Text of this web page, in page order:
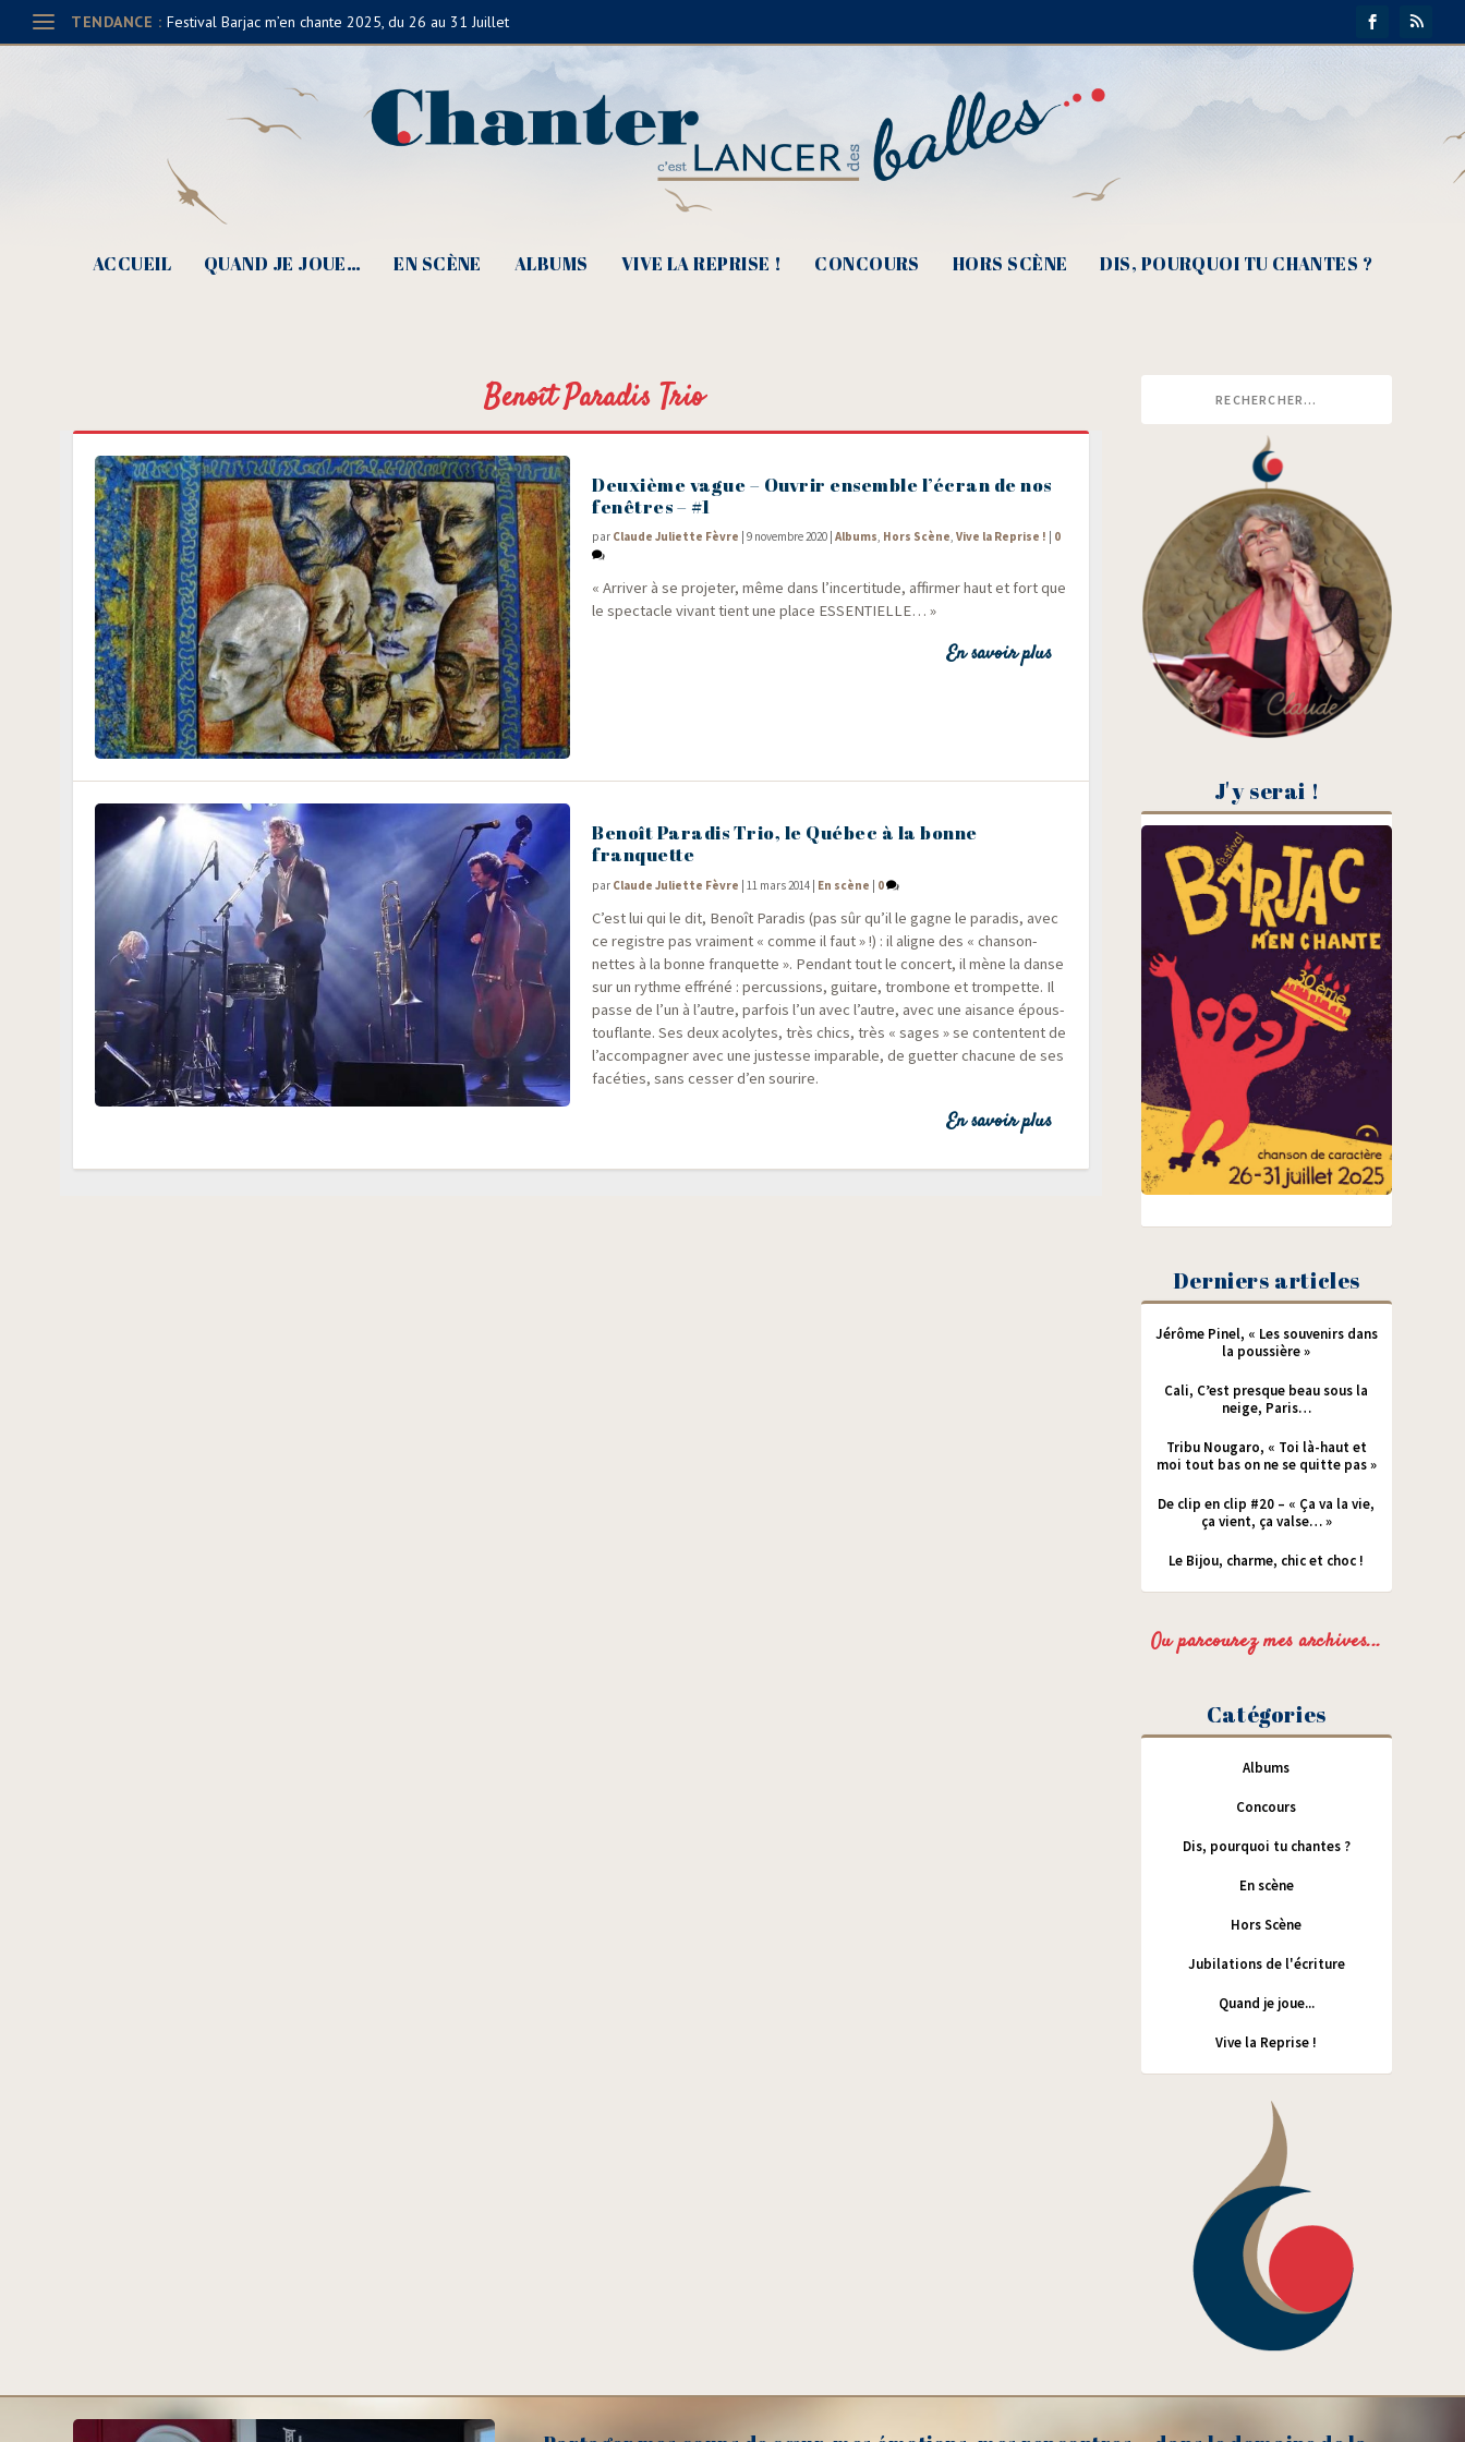
TENDANCE : Festival Barjac m’en chante 2025, du 26 au 31 Juillet
ACCUEIL QUAND JE JOUE… EN SCÈNE ALBUMS VIVE LA REPRISE ! CONCOURS HORS SCÈNE DIS, POURQUOI TU CHANTES ?
Benoît Paradis Trio
Deuxième vague – Ouvrir ensemble l’écran de nos
fenêtres – #1
par Claude Juliette Fèvre |9 novembre 2020 |Albums, Hors Scène,Vive la Reprise ! 0
« Arri­ver à se pro­je­ter, même dans l’in­cer­ti­tude, affir­mer haut et fort que
le spec­tacle vivant tient une place ESSENTIELLE… »
En savoir plus
Benoît Paradis Trio, le Québec à la bonne
franquette
par Claude Juliette Fèvre |11 mars 2014 En scène 0
C’est lui qui le dit, Benoît Para­dis (pas sûr qu’il le gagne le para­dis, avec
ce registre pas vrai­ment « comme il faut » !) : il aligne des « chan­son­
nettes à la bonne fran­quette ». Pen­dant tout le concert, il mène la danse
sur un rythme effré­né : per­cus­sions, gui­tare, trom­bone et trom­pette. Il
passe de l’un à l’autre, par­fois l’un avec l’autre, avec une aisance épous­
tou­flante. Ses deux aco­lytes, très chics, très « sages » se contentent de
l’accompagner avec une jus­tesse impa­rable, de guet­ter cha­cune de ses
facé­ties, sans ces­ser d’en sourire.
En savoir plus
J'y serai !
Derniers articles
Jérôme Pinel, « Les souvenirs dans
la poussière »
Cali, C’est presque beau sous la
neige, Paris…
Tribu Nougaro, « Toi là-haut et
moi tout bas on ne se quitte pas »
De clip en clip #20 – « Ça va la vie,
ça vient, ça valse… »
Le Bijou, charme, chic et choc !
Ou parcourez mes archives...
Catégories
Albums
Concours
Dis, pourquoi tu chantes ?
En scène
Hors Scène
Jubilations de l'écriture
Quand je joue...
Vive la Reprise !